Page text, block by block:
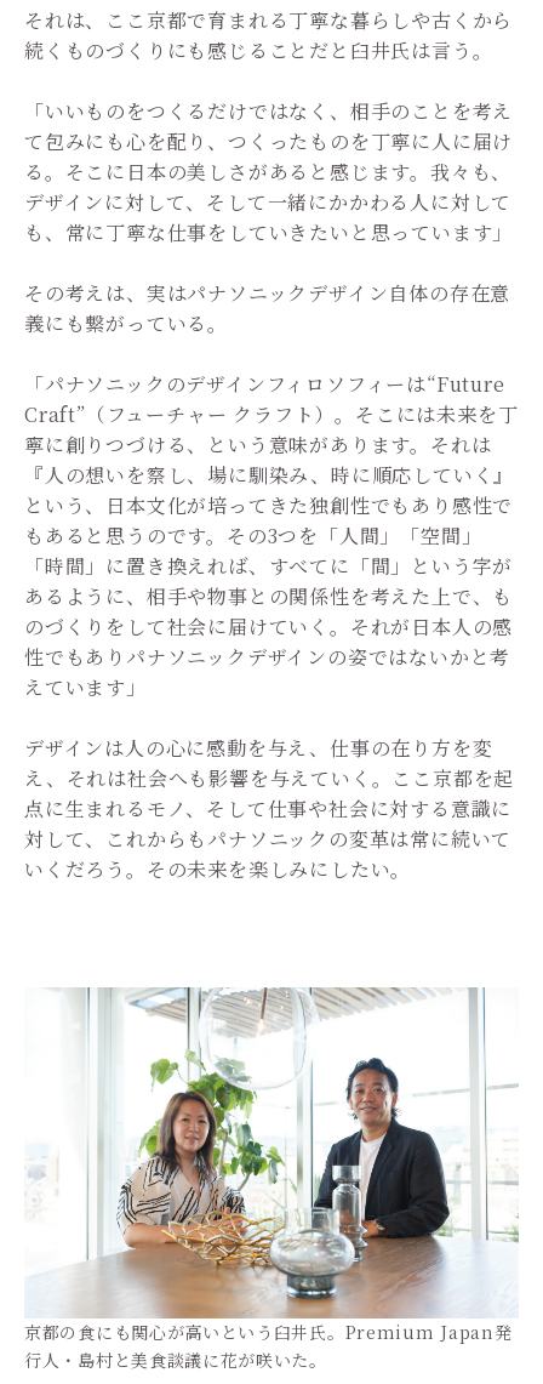
それは、ここ京都で育まれる丁寧な暮らしや古くから
続くものづくりにも感じることだと臼井氏は言う。
「いいものをつくるだけではなく、相手のことを考え
て包みにも心を配り、つくったものを丁寧に人に届け
る。そこに日本の美しさがあると感じます。我々も、
デザインに対して、そして一緒にかかわる人に対して
も、常に丁寧な仕事をしていきたいと思っています」
その考えは、実はパナソニックデザイン自体の存在意
義にも繋がっている。
「パナソニックのデザインフィロソフィーは“Future
Craft”（フューチャー クラフト）。そこには未来を丁
寧に創りつづける、という意味があります。それは
『人の想いを察し、場に馴染み、時に順応していく』
という、日本文化が培ってきた独創性でもあり感性で
もあると思うのです。その3つを「人間」「空間」
「時間」に置き換えれば、すべてに「間」という字が
あるように、相手や物事との関係性を考えた上で、も
のづくりをして社会に届けていく。それが日本人の感
性でもありパナソニックデザインの姿ではないかと考
えています」
デザインは人の心に感動を与え、仕事の在り方を変
え、それは社会へも影響を与えていく。ここ京都を起
点に生まれるモノ、そして仕事や社会に対する意識に
対して、これからもパナソニックの変革は常に続いて
いくだろう。その未来を楽しみにしたい。
京都の食にも関心が高いという臼井氏。Premium Japan発
行人・島村と美食談議に花が咲いた。